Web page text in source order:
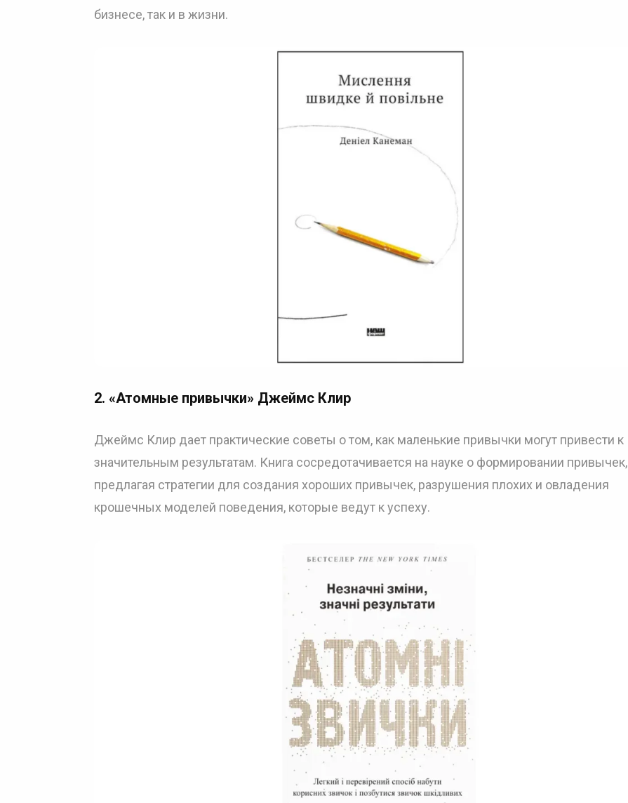
бизнесе, так и в жизни.
2. «Атомные привычки» Джеймс Клир
Джеймс Клир дает практические советы о том, как маленькие привычки могут привести к
значительным результатам. Книга сосредотачивается на науке о формировании привычек,
предлагая стратегии для создания хороших привычек, разрушения плохих и овладения
крошечных моделей поведения, которые ведут к успеху.